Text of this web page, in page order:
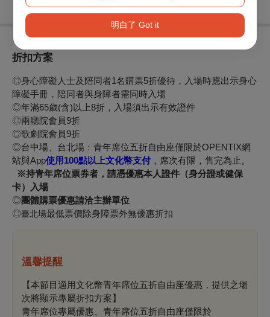
明白了 Got it
折扣方案
◎身心障礙人士及陪同者1名購票5折優待，入場時應出示身心
障礙手冊，陪同者與身障者需同時入場
◎年滿65歲(含)以上8折，入場須出示有效證件
◎兩廳院會員9折
◎歌劇院會員9折
◎台中場、台北場：青年席位五折自由座僅限於OPENTIX網
站與App使用100點以上文化幣支付 ，席次有限，售完為止。
※持青年席位票券者，請憑優惠本人證件（身分證或健保
卡）入場
◎團體購票優惠請洽主辦單位
◎臺北場最低票價除身障票外無優惠折扣
溫馨提醒
【本節目適用文化幣青年席位五折自由座優惠，提供之場
次將顯示專屬折扣方案】
青年席位專屬優惠、青年席位五折自由座僅限於